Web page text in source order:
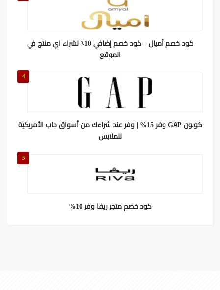
كود خصم أميال – كود خصم إضافي 10٪ لشراء اي منتج في
الموقع
4
كوبون GAP وفر 15% | وفر عند شراءك من أسواق جاب الأمريكية
للملابس
5
كود خصم متجر ريفا وفر 10%